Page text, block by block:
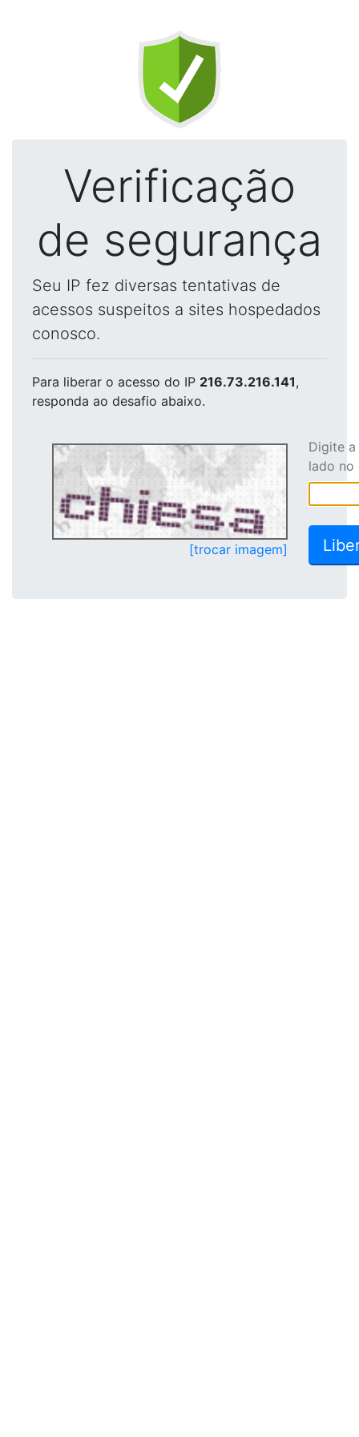
Verificação
de segurança
Seu IP fez diversas tentativas de
acessos suspeitos a sites hospedados
conosco.
Para liberar o acesso do IP 216.73.216.141,
responda ao desafio abaixo.
[trocar imagem]
Digite
lado no